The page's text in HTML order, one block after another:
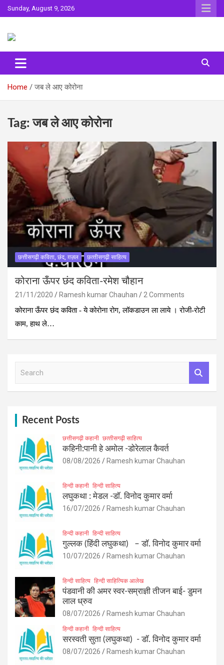
Skip
to
Sunday, August 9, 2026
Surta
Home जब ले आए कोरोना
Tag:जब ले आए कोरोना
छत्तीसगढ़ी कविता, छंद, ग़ज़ल छत्‍तीसगढ़ी साहित्‍य
कोराना ऊँपर छंद कविता-रमेश चौहान
21/11/2020 Ramesh kumar Chauhan
2 Comments
कोराना ऊँपर छंद कविता - ये कोरोना रोग, लॉकडाउन ला लाये । रोजी-रोटी
काम, हाथ ले…
Recent Posts
छत्तीसगढ़ी कहानी छत्‍तीसगढ़ी साहित्‍य
कहिनी:पानी हे अमोल -डोरेलाल कैवर्त
08/08/2026 Ramesh kumar Chauhan
हिन्दी कहानी हिन्दी साहित्य
लघुकथा : मेडल -डॉ. विनोद कुमार वर्मा
16/07/2026 Ramesh kumar Chauhan
हिन्दी कहानी हिन्दी साहित्य
गुल्लक (हिंदी लघुकथा) – डॉ. विनोद कुमार वर्मा
10/07/2026 Ramesh kumar Chauhan
हिन्दी साहित्य हिन्दी साहित्यिक आलेख
पंडवानी की अमर स्वर-सम्राज्ञी तीजन बाई- डुमन
लाल ध्रुव
08/07/2026 Ramesh kumar Chauhan
हिन्दी कहानी हिन्दी साहित्य
सरस्वती सुता (लघुकथा) ​- डॉ. विनोद कुमार वर्मा
08/07/2026 Ramesh kumar Chauhan